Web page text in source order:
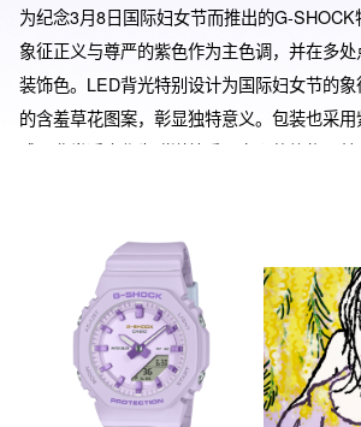
为纪念3月8日国际妇女节而推出的G-
象征正义与尊严的紫色作为主色调，并在多
装饰色。LED背光特别设计为国际妇女节的
的含羞草花图案，彰显独特意义。包装也采
感，非常适合作为赠送给重要之人的礼物。基
作为原料，有望为降低环境负担作出贡献。
“一个让每个人都能挑战自我、展现真我风采
有女性。